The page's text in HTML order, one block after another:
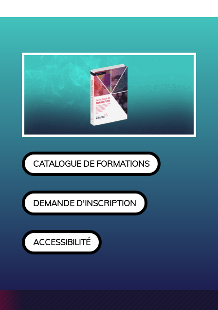
CATALOGUE DE FORMATIONS
DEMANDE D'INSCRIPTION
ACCESSIBILITÉ